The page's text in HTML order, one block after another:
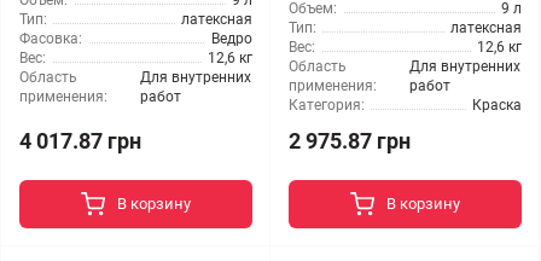
Тип:
латексная
Фасовка:
Ведро
Вес:
12,6 кг
Область
применения:
Для внутренних
работ
4 017.87 грн
В корзину
Объем:
9 л
Тип:
латексная
Вес:
12,6 кг
Область
применения:
Для внутренних
работ
Категория:
Краска
2 975.87 грн
В корзину